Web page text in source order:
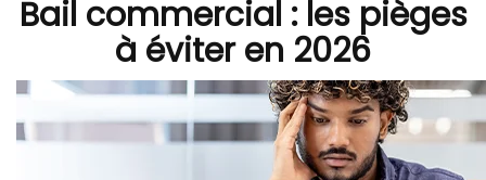
Bail commercial : les pièges
à éviter en 2026